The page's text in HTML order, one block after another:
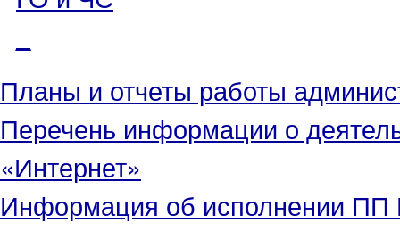
Планы и отчеты работы
Перечень информации о
«Интернет»
Информация об исполнении ПП